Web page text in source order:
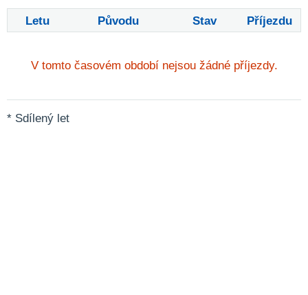
Letu Původu Stav Příjezdu
V tomto časovém období nejsou žádné příjezdy.
* Sdílený let